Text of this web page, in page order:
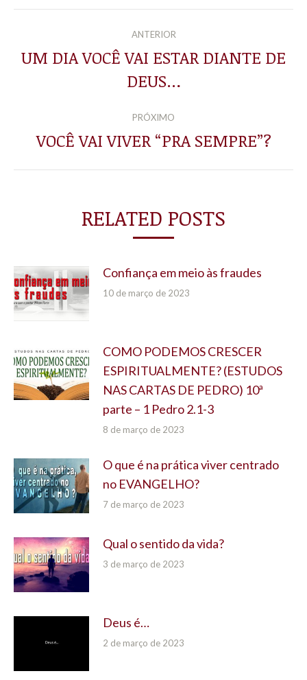
NAVEGAÇÃO
DE
ANTERIOR
Post
anterior:
UM DIA VOCÊ VAI ESTAR DIANTE DE
DEUS…
PRÓXIMO
Próximo
VOCÊ VAI VIVER “PRA SEMPRE”?
RELATED POSTS
Confiança em meio às fraudes
10 de março de 2023
COMO PODEMOS CRESCER
ESPIRITUALMENTE? (ESTUDOS
NAS CARTAS DE PEDRO) 10ª
parte – 1 Pedro 2.1-3
8 de março de 2023
O que é na prática viver centrado
no EVANGELHO?
7 de março de 2023
Qual o sentido da vida?
3 de março de 2023
Deus é…
2 de março de 2023